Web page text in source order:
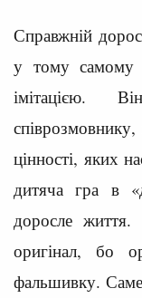
Справжній
у тому самому
імітацією.
співрозмовнику,
цінності, яких
дитяча гра в
доросле життя.
оригінал, бо
фальшивку.